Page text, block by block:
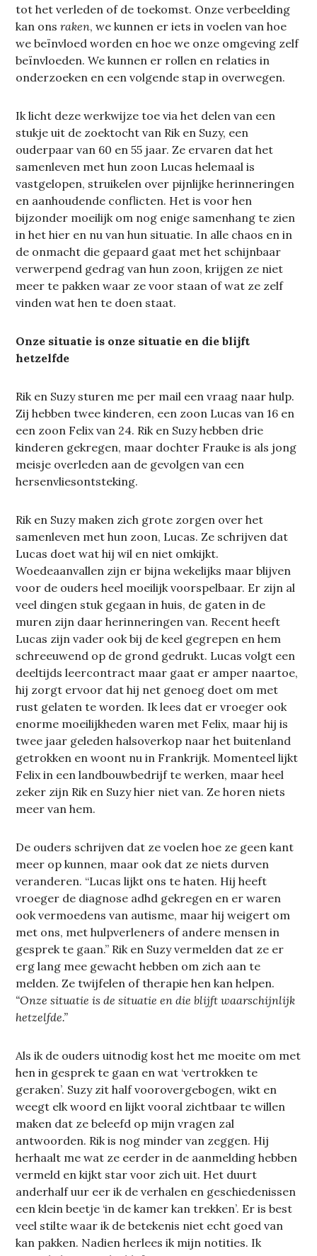
tot het verleden of de toekomst. Onze verbeelding
kan onsraken, we kunnen er iets in voelen van hoe
we beïnvloed worden en hoe we onze omgeving zelf
beïnvloeden. We kunnen er rollen en relaties in
onderzoeken en een volgende stap in overwegen.
Ik licht deze werkwijze toe via het delen van een
stukje uit de zoektocht van Rik en Suzy, een
ouderpaar van 60 en 55 jaar. Ze ervaren dat het
samenleven met hun zoon Lucas helemaal is
vastgelopen, struikelen over pijnlijke herinneringen
en aanhoudende conflicten. Het is voor hen
bijzonder moeilijk om nog enige samenhang te zien
in het hier en nu van hun situatie. In alle chaos en in
de onmacht die gepaard gaat met het schijnbaar
verwerpend gedrag van hun zoon, krijgen ze niet
meer te pakken waar ze voor staan of wat ze zelf
vinden wat hen te doen staat.
Onze situatie is onze situatie en die blijft
hetzelfde
Rik en Suzy sturen me per mail een vraag naar hulp.
Zij hebben twee kinderen, een zoon Lucas van 16 en
een zoon Felix van 24. Rik en Suzy hebben drie
kinderen gekregen, maar dochter Frauke is als jong
meisje overleden aan de gevolgen van een
hersenvliesontsteking.
Rik en Suzy maken zich grote zorgen over het
samenleven met hun zoon, Lucas. Ze schrijven dat
Lucas doet wat hij wil en niet omkijkt.
Woedeaanvallen zijn er bijna wekelijks maar blijven
voor de ouders heel moeilijk voorspelbaar. Er zijn al
veel dingen stuk gegaan in huis, de gaten in de
muren zijn daar herinneringen van. Recent heeft
Lucas zijn vader ook bij de keel gegrepen en hem
schreeuwend op de grond gedrukt. Lucas volgt een
deeltijds leercontract maar gaat er amper naartoe,
hij zorgt ervoor dat hij net genoeg doet om met
rust gelaten te worden. Ik lees dat er vroeger ook
enorme moeilijkheden waren met Felix, maar hij is
twee jaar geleden halsoverkop naar het buitenland
getrokken en woont nu in Frankrijk. Momenteel lijkt
Felix in een landbouwbedrijf te werken, maar heel
zeker zijn Rik en Suzy hier niet van. Ze horen niets
meer van hem.
De ouders schrijven dat ze voelen hoe ze geen kant
meer op kunnen, maar ook dat ze niets durven
veranderen. “Lucas lijkt ons te haten. Hij heeft
vroeger de diagnose adhd gekregen en er waren
ook vermoedens van autisme, maar hij weigert om
met ons, met hulpverleners of andere mensen in
gesprek te gaan.” Rik en Suzy vermelden dat ze er
erg lang mee gewacht hebben om zich aan te
melden. Ze twijfelen of therapie hen kan helpen.
“Onze situatie is de situatie en die blijft waarschijnlijk
hetzelfde.”
Als ik de ouders uitnodig kost het me moeite om met
hen in gesprek te gaan en wat ‘vertrokken te
geraken’. Suzy zit half voorovergebogen, wikt en
weegt elk woord en lijkt vooral zichtbaar te willen
maken dat ze beleefd op mijn vragen zal
antwoorden. Rik is nog minder van zeggen. Hij
herhaalt me wat ze eerder in de aanmelding hebben
vermeld en kijkt star voor zich uit. Het duurt
anderhalf uur eer ik de verhalen en geschiedenissen
een klein beetje ‘in de kamer kan trekken’. Er is best
veel stilte waar ik de betekenis niet echt goed van
kan pakken. Nadien herlees ik mijn notities. Ik